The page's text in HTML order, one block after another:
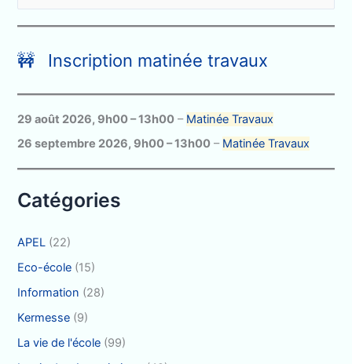
c
h
e
r
c
h
🚧 Inscription matinée travaux
29 août 2026, 9h00–13h00 – Matinée Travaux
26 septembre 2026, 9h00–13h00 – Matinée Travaux
Catégories
APEL (22)
Eco-école (15)
Information (28)
Kermesse (9)
La vie de l'école (99)